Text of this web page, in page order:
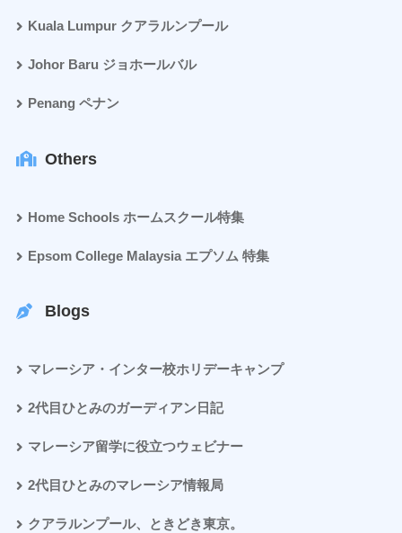
Kuala Lumpur クアラルンプール
Johor Baru ジョホールバル
Penang ペナン
Others
Home Schools ホームスクール特集
Epsom College Malaysia エプソム 特集
Blogs
マレーシア・インター校ホリデーキャンプ
2代目ひとみのガーディアン日記
マレーシア留学に役立つウェビナー
2代目ひとみのマレーシア情報局
クアラルンプール、ときどき東京。